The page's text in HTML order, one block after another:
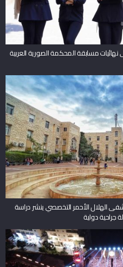
مسابقة المحكمة الصورية العربية
الأحمر التخصصي ينشر دراسة
جراحية دولية